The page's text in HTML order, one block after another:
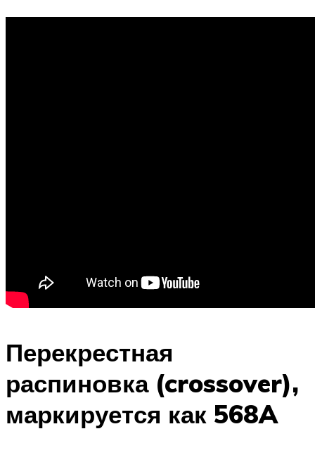
Перекрестная
распиновка (crossover),
маркируется как 568A